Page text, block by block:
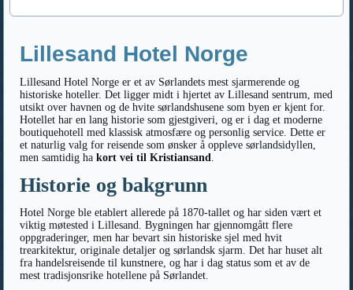
Lillesand Hotel Norge
Lillesand Hotel Norge er et av Sørlandets mest sjarmerende og
historiske hoteller. Det ligger midt i hjertet av Lillesand sentrum, med
utsikt over havnen og de hvite sørlandshusene som byen er kjent for.
Hotellet har en lang historie som gjestgiveri, og er i dag et moderne
boutiquehotell med klassisk atmosfære og personlig service. Dette er
et naturlig valg for reisende som ønsker å oppleve sørlandsidyllen,
men samtidig hakort vei til Kristiansand
Historie og bakgrunn
Hotel Norge ble etablert allerede på 1870-tallet og har siden vært et
viktig møtested i Lillesand. Bygningen har gjennomgått flere
oppgraderinger, men har bevart sin historiske sjel med hvit
trearkitektur, originale detaljer og sørlandsk sjarm. Det har huset alt
fra handelsreisende til kunstnere, og har i dag status som et av de
mest tradisjonsrike hotellene på Sørlandet.